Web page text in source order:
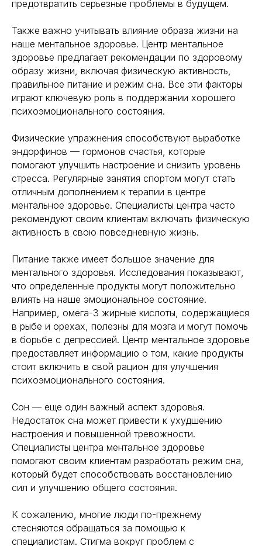
предотвратить серьезные проблемы в будущем.
Также важно учитывать влияние образа жизни на
наше ментальное здоровье. Центр ментальное
здоровье предлагает рекомендации по здоровому
образу жизни, включая физическую активность,
правильное питание и режим сна. Все эти факторы
играют ключевую роль в поддержании хорошего
психоэмоционального состояния.
Физические упражнения способствуют выработке
эндорфинов — гормонов счастья, которые
помогают улучшить настроение и снизить уровень
стресса. Регулярные занятия спортом могут стать
отличным дополнением к терапии в центре
ментальное здоровье. Специалисты центра часто
рекомендуют своим клиентам включать физическую
активность в свою повседневную жизнь.
Питание также имеет большое значение для
ментального здоровья. Исследования показывают,
что определенные продукты могут положительно
влиять на наше эмоциональное состояние.
Например, омега-3 жирные кислоты, содержащиеся
в рыбе и орехах, полезны для мозга и могут помочь
в борьбе с депрессией. Центр ментальное здоровье
предоставляет информацию о том, какие продукты
стоит включить в свой рацион для улучшения
психоэмоционального состояния.
Сон — еще один важный аспект здоровья.
Недостаток сна может привести к ухудшению
настроения и повышенной тревожности.
Специалисты центра ментальное здоровье
помогают своим клиентам разработать режим сна,
который будет способствовать восстановлению
сил и улучшению общего состояния.
К сожалению, многие люди по-прежнему
стесняются обращаться за помощью к
специалистам. Стигма вокруг проблем с